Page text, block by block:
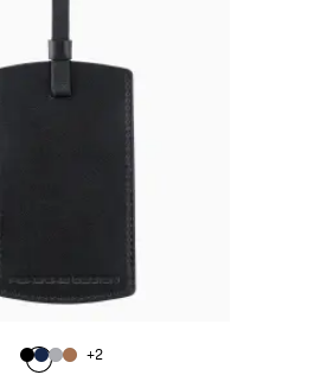
Colore
ColoreNero
Colore Blu Scuro
Colore
Colore
+2